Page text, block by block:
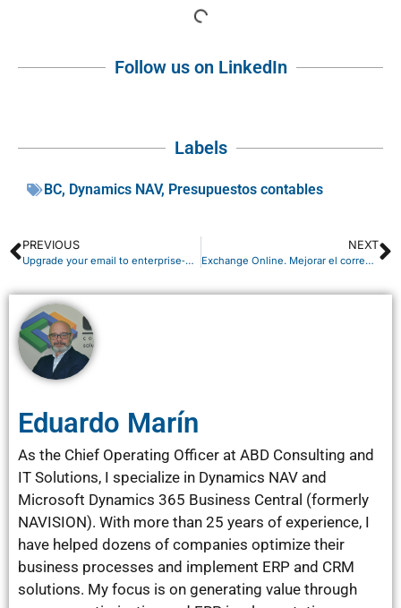
Follow us on LinkedIn
Labels
BC, Dynamics NAV, Presupuestos contables
PREVIOUS
Upgrade your email to enterprise‑grade with Exchange Online
NEXT
Exchange Online. Mejorar el correo electrónico a categoría empresarial
Eduardo Marín
As the Chief Operating Officer at ABD Consulting and
IT Solutions, I specialize in Dynamics NAV and
Microsoft Dynamics 365 Business Central (formerly
NAVISION). With more than 25 years of experience, I
have helped dozens of companies optimize their
business processes and implement ERP and CRM
solutions. My focus is on generating value through